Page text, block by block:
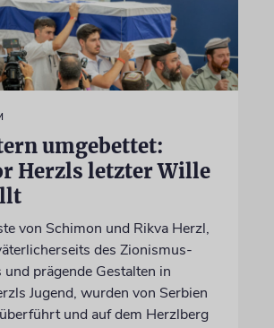
umgebettet:
Herzls letzter Wille
von Schimon und Rikva Herzl,
des Zionismus-
prägende Gestalten in
Jugend, wurden von Serbien
und auf dem Herzlberg